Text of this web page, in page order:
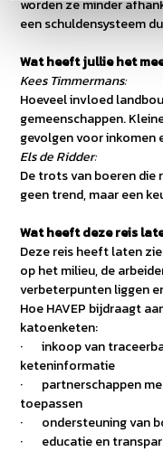
worden ze minder
een schuldensysteem
Wat heeft jullie het
Kees Timmermans:
Hoeveel invloed
gemeenschappen.
gevolgen voor inkomen
Els de Ridder:
De trots van boeren
geen trend, maar een
Wat heeft deze reis
Deze reis heeft laten
op het milieu, de
verbeterpunten liggen
Hoe HAVEP bijdraagt
katoenketen:
· inkoop van
keteninformatie
· partnerschappen
toepassen
· ondersteuning van
· educatie en